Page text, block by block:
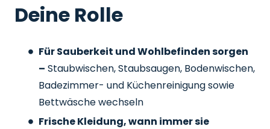
Deine Rolle
Für Sauberkeit und Wohlbefinden sorgen
– Staubwischen, Staubsaugen, Bodenwischen,
Badezimmer- und Küchenreinigung sowie
Bettwäsche wechseln
Frische Kleidung, wann immer sie